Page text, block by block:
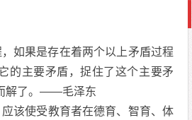
如果是存在着两个以上矛盾过程
的主要矛盾，捉住了这个主要矛
解了。——毛泽东
该使受教育者在德育、智育、体